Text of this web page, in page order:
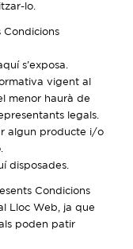
lo.
Condicions
s’exposa.
vigent al
menor haurà de
legals.
algun producte i/o
disposades.
Condicions
Lloc Web, ja que
poden patir